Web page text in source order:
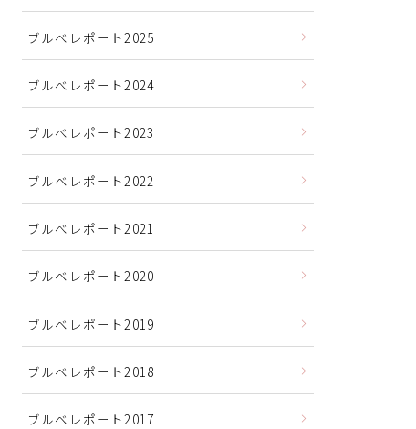
ブルべレポート2025
ブルべレポート2024
ブルべレポート2023
ブルベレポート2022
ブルべレポート2021
ブルベレポート2020
ブルベレポート2019
ブルベレポート2018
ブルベレポート2017